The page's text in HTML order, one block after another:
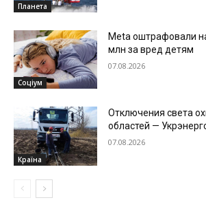
Планета
Соціум
Meta оштрафовали
млн за вред детям
07.08.2026
Країна
Отключения света
областей —
07.08.2026